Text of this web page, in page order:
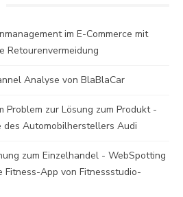
im E-Commerce mit
Retourenvermeidung
Analyse von BlaBlaCar
Problem zur Lösung zum Produkt -
des Automobilherstellers Audi
zum Einzelhandel - WebSpotting
App von Fitnessstudio-